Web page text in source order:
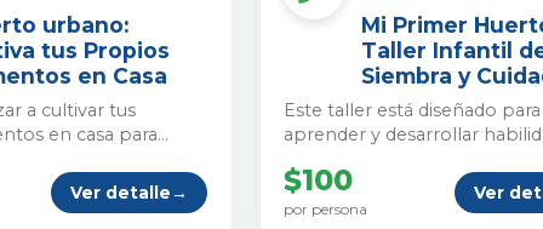
urbano:
tus Propios
en Casa
a cultivar tus
en casa para
de nuestros
del precio está
Ver detalle→
Mi Primer
Taller Infantil
Siembra y
Este taller está diseñado para
aprender y desarrollar
agricultura. Nos divertiremos
sembrando, pintando y
$100
por persona
Ver